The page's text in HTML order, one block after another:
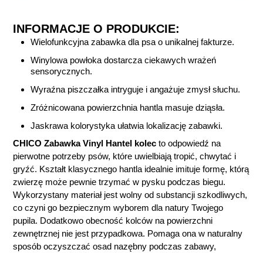
INFORMACJE O PRODUKCIE:
Wielofunkcyjna zabawka dla psa o unikalnej fakturze.
Winylowa powłoka dostarcza ciekawych wrażeń
sensorycznych.
Wyraźna piszczałka intryguje i angażuje zmysł słuchu.
Zróżnicowana powierzchnia hantla masuje dziąsła.
Jaskrawa kolorystyka ułatwia lokalizację zabawki.
CHICO Zabawka Vinyl Hantel kolec to odpowiedź na
pierwotne potrzeby psów, które uwielbiają tropić, chwytać i
gryźć. Kształt klasycznego hantla idealnie imituje formę, którą
zwierzę może pewnie trzymać w pysku podczas biegu.
Wykorzystany materiał jest wolny od substancji szkodliwych,
co czyni go bezpiecznym wyborem dla natury Twojego
pupila. Dodatkowo obecność kolców na powierzchni
zewnętrznej nie jest przypadkowa. Pomaga ona w naturalny
sposób oczyszczać osad nazębny podczas zabawy,